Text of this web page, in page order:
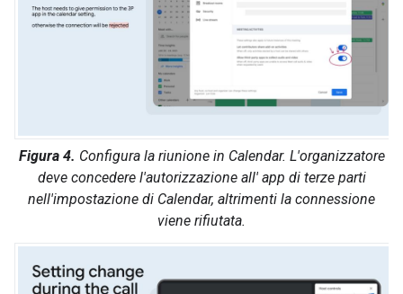
Figura 4. Configura la riunione in Calendar. L'organizzatore
deve concedere l'autorizzazione all' app di terze parti
nell'impostazione di Calendar, altrimenti la connessione
viene rifiutata.